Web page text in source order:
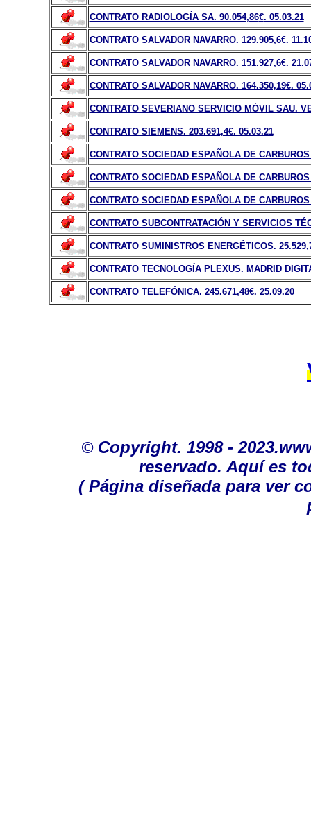
CONTRATO RADIOLOGÍA SA. 90.054,86€. 05.03.21
CONTRATO SALVADOR NAVARRO. 129.905,6€.
CONTRATO SALVADOR NAVARRO. 151.927,6€.
CONTRATO SALVADOR NAVARRO. 164.350,19€.
CONTRATO SEVERIANO SERVICIO MÓVIL SAU.
CONTRATO SIEMENS. 203.691,4€. 05.03.21
CONTRATO SOCIEDAD ESPAÑOLA DE
CONTRATO SOCIEDAD ESPAÑOLA DE
CONTRATO SOCIEDAD ESPAÑOLA DE
CONTRATO SUBCONTRATACIÓN Y SERVICIOS
CONTRATO SUMINISTROS ENERGÉTICOS.
CONTRATO TECNOLOGÍA PLEXUS. MADRID
CONTRATO TELEFÓNICA. 245.671,48€. 25.09.20
© Copyright. 1998 -
reservado. Aquí es
( Página diseñada para ver